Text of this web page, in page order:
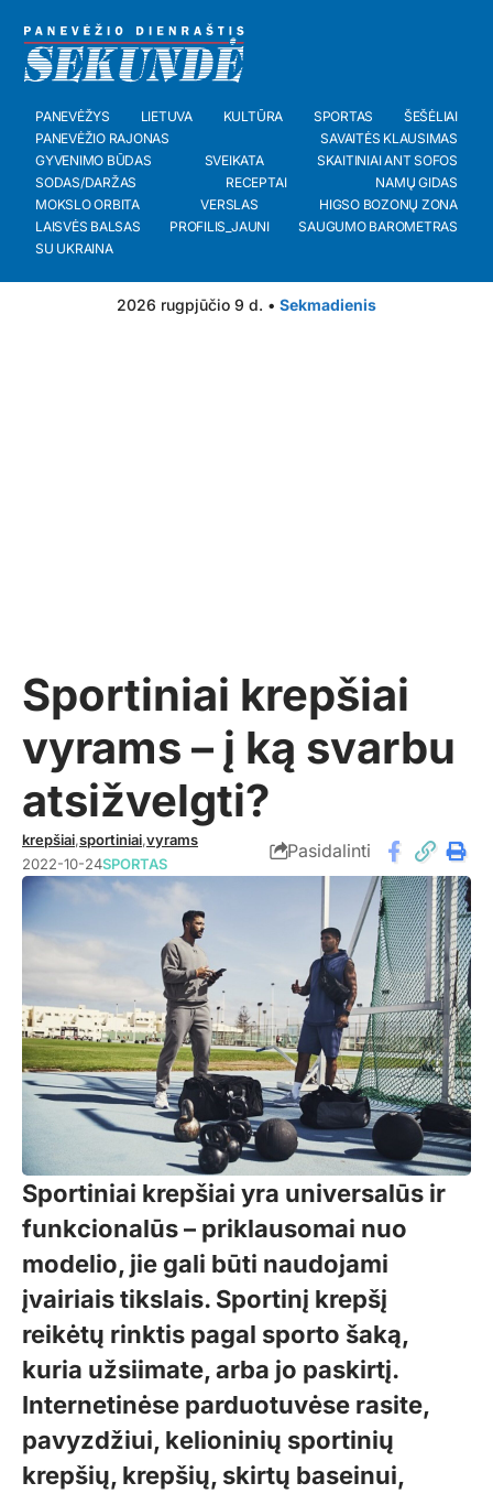
PANEVĖŽYS LIETUVA KULTŪRA SPORTAS
ŠEŠĖLIAI
PANEVĖŽIO RAJONAS
SAVAITĖS KLAUSIMAS
GYVENIMO BŪDAS
SVEIKATA
SKAITINIAI ANT SOFOS
SODAS/DARŽAS
RECEPTAI
NAMŲ GIDAS
MOKSLO ORBITA
VERSLAS
HIGSO BOZONŲ ZONA
LAISVĖS BALSAS
PROFILIS_JAUNI
SAUGUMO BAROMETRAS
SU UKRAINA
2026 rugpjūčio 9 d. • Sekmadienis
Sportiniai krepšiai
vyrams – į ką svarbu
atsižvelgti?
krepšiai,sportiniai,vyrams
2022-10-24SPORTAS
Pasidalinti
Sportiniai krepšiai yra universalūs ir
funkcionalūs – priklausomai nuo
modelio, jie gali būti naudojami
įvairiais tikslais. Sportinį krepšį
reikėtų rinktis pagal sporto šaką,
kuria užsiimate, arba jo paskirtį.
Internetinėse parduotuvėse rasite,
pavyzdžiui, kelioninių sportinių
krepšių, krepšių, skirtų baseinui,